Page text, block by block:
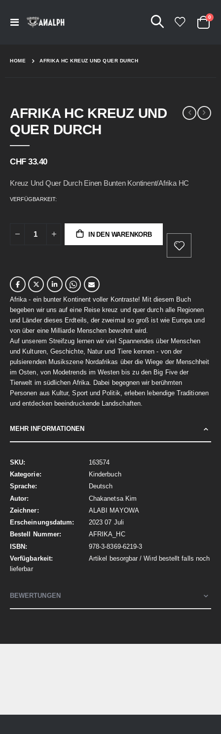
Navigation
Cart
0
HOME AFRIKA HC KREUZ UND QUER DURCH
AFRIKA HC KREUZ UND
QUER DURCH
CHF 33.40
Kreuz Und Quer Durch Einen Bunten Kontinent/Afrika HC
VERFÜGBARKEIT:
IN DEN WARENKORB
Afrika - ein bunter Kontinent voller Kontraste! Mit diesem Buch
begeben wir uns auf eine Reise kreuz und quer durch alle Regionen
und Länder dieses Erdteils, der zweimal so groß ist wie Europa und
von über eine Milliarde Menschen bewohnt wird.
Auf unserem Streifzug lernen wir viel Spannendes über Menschen
und Kulturen, Geschichte, Natur und Tiere kennen - von der
pulsierenden Musikszene Nordafrikas über die Wiege der Menschheit
im Osten, von Modetrends im Westen bis zu den Big Five der
Tierwelt im südlichen Afrika. Dabei begegnen wir berühmten
Personen aus Kultur, Sport und Politik, erleben lebendige Traditionen
und entdecken beeindruckende Landschaften.
MEHR INFORMATIONEN
Mehr
Informationen
163574
Kinderbuch
Deutsch
Chakanetsa Kim
ALABI MAYOWA
2023 07 Juli
AFRIKA_HC
978-3-8369-6219-3
Artikel besorgbar / Wird bestellt falls noch
lieferbar
BEWERTUNGEN
to
the
end
images
to
the
beginning
images